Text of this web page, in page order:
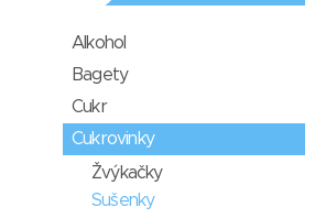
Alkohol
Bagety
Cukr
Cukrovinky
Žvýkačky
Sušenky